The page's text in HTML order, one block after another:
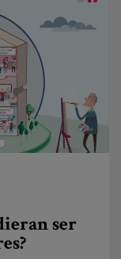
ser